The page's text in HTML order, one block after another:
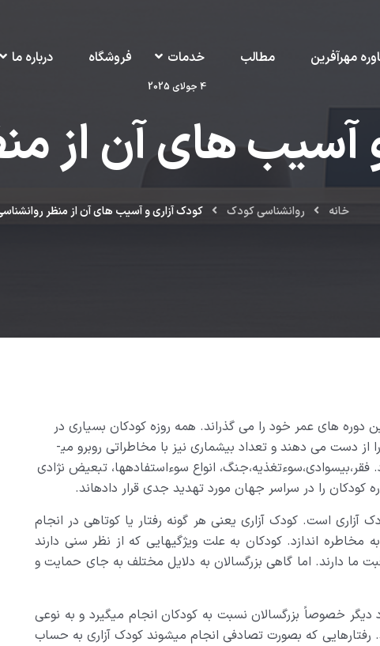
مهرآفرین مطالب خدمات فروشگاه درباره ما
4 جولای 2025
آسیب های آن از
خانه روانشناسي كودك کودک آزاری و آسیب های آن از منظر
دوره هاي عمر خود را مي گذراند. همه روزه كودكان بسياري در
جهان بر اثر بيماريهاي قابل پيشگيري جان خود را از دست مي دهند و تعداد بيشماري نيز با مخاطراتي روبرو مي­
انواع سوءاستفاده­ها، تبعيض نژادي
كودكان را در سراسر جهان مورد تهديد جدي قرار داده­اند.
است. کودک آزاری یعنی هر گونه رفتار یا کوتاهی در انجام
اندازد. کودکان به علت ویژگیهایی که از نظر سنی دارند
ما دارند. اما گاهی بزرگسالان به دلایل مختلف به جای حمایت و
خصوصاً بزرگسالان نسبت به کودکان انجام می­گیرد و به نوعی
که بصورت تصادفی انجام می­شوند کودک آزاری به حساب